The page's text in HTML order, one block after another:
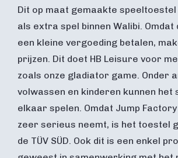
Dit op maat gemaakte
als extra spel binnen Walibi.
een kleine vergoeding betalen,
prijzen. Dit doet HB Leisure voor
zoals onze gladiator game. Onder
volwassen en kinderen kunnen het
elkaar spelen. Omdat Jump
zeer serieus neemt, is het toestel
de TÜV SÜD. Ook dit is een enkel